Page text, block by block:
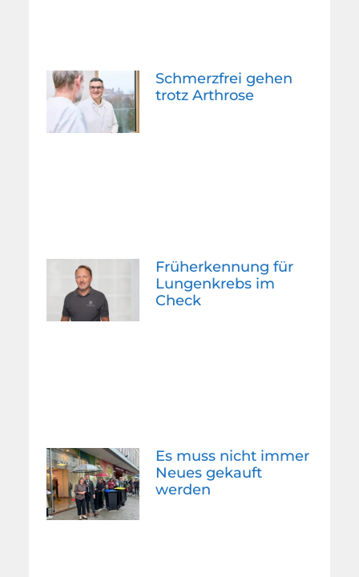
Schmerzfrei gehen
trotz Arthrose
Früherkennung für
Lungenkrebs im
Check
Es muss nicht immer
Neues gekauft
werden